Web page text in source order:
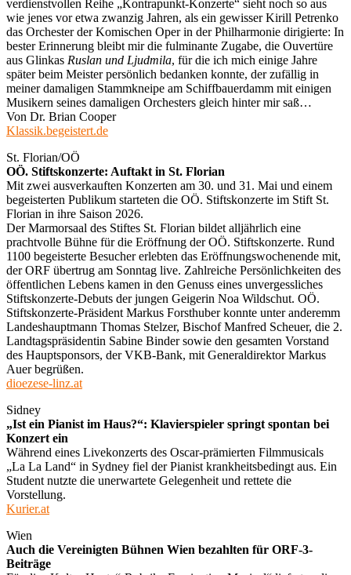
verdienstvollen Reihe „Kontrapunkt-Konzerte“ sieht noch so aus
wie jenes vor etwa zwanzig Jahren, als ein gewisser Kirill Petrenko
das Orchester der Komischen Oper in der Philharmonie dirigierte: In
bester Erinnerung bleibt mir die fulminante Zugabe, die Ouvertüre
aus Glinkas Ruslan und Ljudmila, für die ich mich einige Jahre
später beim Meister persönlich bedanken konnte, der zufällig in
meiner damaligen Stammkneipe am Schiffbauerdamm mit einigen
Musikern seines damaligen Orchesters gleich hinter mir saß…
Von Dr. Brian Cooper
Klassik.begeistert.de
St. Florian/OÖ
OÖ. Stiftskonzerte: Auftakt in St. Florian
Mit zwei ausverkauften Konzerten am 30. und 31. Mai und einem
begeisterten Publikum starteten die OÖ. Stiftskonzerte im Stift St.
Florian in ihre Saison 2026.
Der Marmorsaal des Stiftes St. Florian bildet alljährlich eine
prachtvolle Bühne für die Eröffnung der OÖ. Stiftskonzerte. Rund
1100 begeisterte Besucher erlebten das Eröffnungswochenende mit,
der ORF übertrug am Sonntag live. Zahlreiche Persönlichkeiten des
öffentlichen Lebens kamen in den Genuss eines unvergessliches
Stiftskonzerte-Debuts der jungen Geigerin Noa Wildschut. OÖ.
Stiftskonzerte-Präsident Markus Forsthuber konnte unter anderemm
Landeshauptmann Thomas Stelzer, Bischof Manfred Scheuer, die 2.
Landtagspräsidentin Sabine Binder sowie den gesamten Vorstand
des Hauptsponsors, der VKB-Bank, mit Generaldirektor Markus
Auer begrüßen.
dioezese-linz.at
Sidney
„Ist ein Pianist im Haus?“: Klavierspieler springt spontan bei
Konzert ein
Während eines Livekonzerts des Oscar-prämierten Filmmusicals
„La La Land“ in Sydney fiel der Pianist krankheitsbedingt aus. Ein
Student nutzte die unerwartete Gelegenheit und rettete die
Vorstellung.
Kurier.at
Wien
Auch die Vereinigten Bühnen Wien bezahlten für ORF-3-
Beiträge